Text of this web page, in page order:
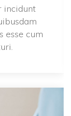
incidunt
esse cum